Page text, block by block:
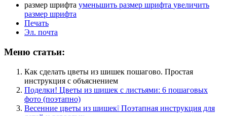
размер шрифта уменьшить размер шрифта увеличить
размер шрифта
Печать
Эл. почта
Меню статьи:
Как сделать цветы из шишек пошагово. Простая
инструкция с объяснением
Поделки! Цветы из шишек с листьями: 6 пошаговых
фото (поэтапно)
Весенние цветы из шишек❕ Поэтапная инструкция для